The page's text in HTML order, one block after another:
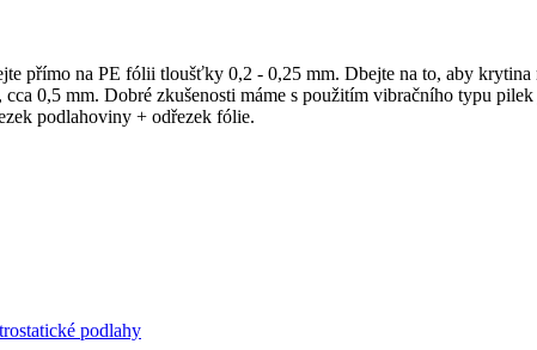
přímo na PE fólii tloušťky 0,2 - 0,25 mm. Dbejte na to, aby
0,5 mm. Dobré zkušenosti máme s použitím vibračního typu
podlahoviny + odřezek fólie.
podlahy